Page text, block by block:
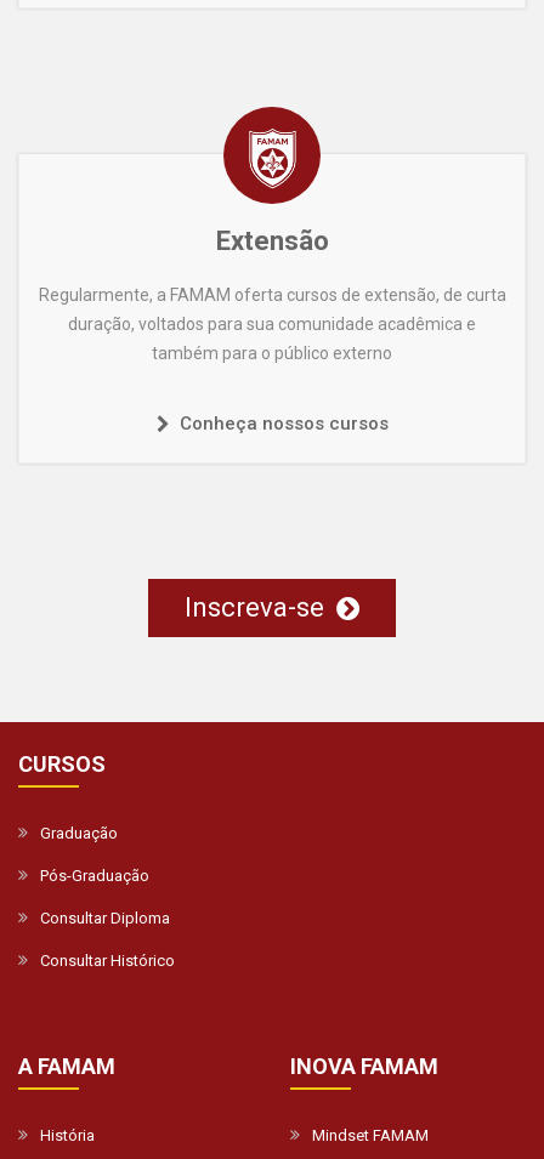
Extensão
Regularmente, a FAMAM oferta cursos de extensão, de curta
duração, voltados para sua comunidade acadêmica e
também para o público externo
Conheça nossos cursos
Inscreva-se
CURSOS
Graduação
Pós-Graduação
Consultar Diploma
Consultar Histórico
A FAMAM
História
INOVA FAMAM
Mindset FAMAM